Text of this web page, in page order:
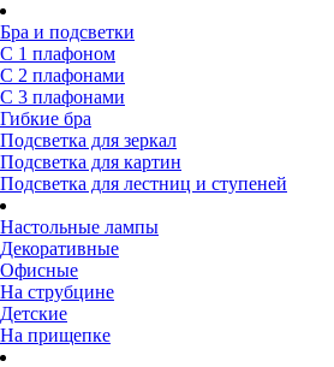
Бра и подсветки
С 1 плафоном
С 2 плафонами
С 3 плафонами
Гибкие бра
Подсветка для зеркал
Подсветка для картин
Подсветка для лестниц и ступеней
Настольные лампы
Декоративные
Офисные
На струбцине
Детские
На прищепке